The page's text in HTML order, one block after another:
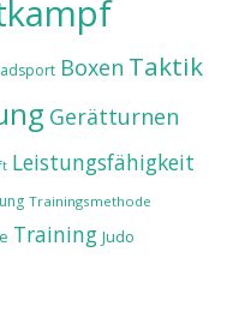
Boxen Taktik
Gerätturnen
Leistungsfähigkeit
Trainingsmethode
Training Judo